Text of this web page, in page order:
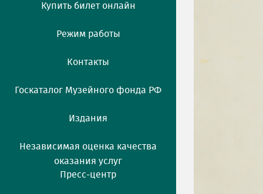
Купить билет онлайн
Режим работы
Контакты
Госкаталог Музейного фонда РФ
Издания
Независимая оценка качества
оказания услуг
Пресс-центр